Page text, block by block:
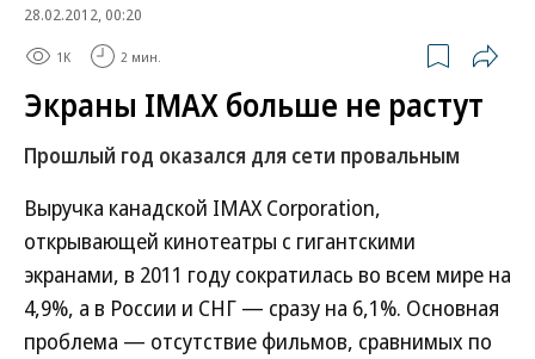
28.02.2012, 00:20
1K 2 мин.
Экраны IMAX больше не растут
Прошлый год оказался для сети провальным
Выручка канадской IMAX Corporation,
открывающей кинотеатры с гигантскими
экранами, в 2011 году сократилась во всем мире на
4,9%, а в России и СНГ — сразу на 6,1%. Основная
проблема — отсутствие фильмов, сравнимых по